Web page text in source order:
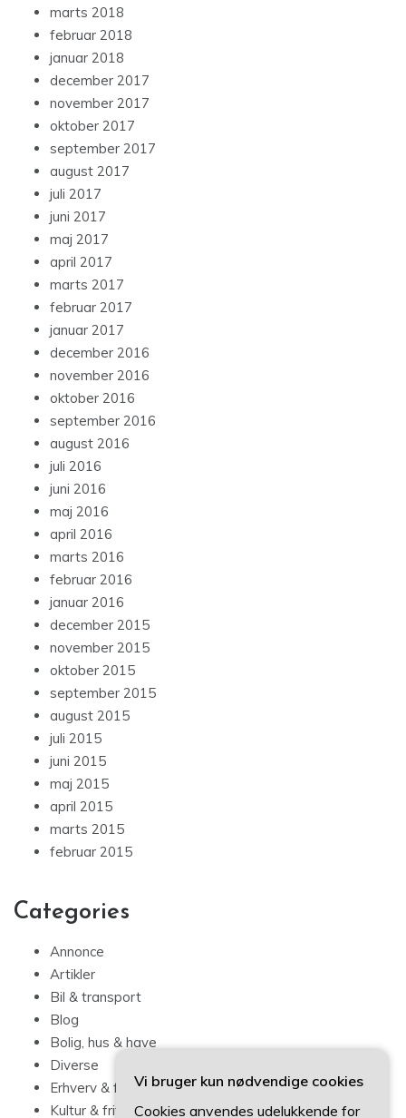
marts 2018
februar 2018
januar 2018
december 2017
november 2017
oktober 2017
september 2017
august 2017
juli 2017
juni 2017
maj 2017
april 2017
marts 2017
februar 2017
januar 2017
december 2016
november 2016
oktober 2016
september 2016
august 2016
juli 2016
juni 2016
maj 2016
april 2016
marts 2016
februar 2016
januar 2016
december 2015
november 2015
oktober 2015
september 2015
august 2015
juli 2015
juni 2015
maj 2015
april 2015
marts 2015
februar 2015
Categories
Annonce
Artikler
Bil & transport
Blog
Bolig, hus & have
Diverse
Erhverv & forbrug
Kultur & fritid
Vi bruger kun nødvendige cookies
Cookies anvendes udelukkende for